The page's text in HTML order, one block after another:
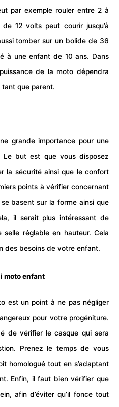
par exemple rouler entre 2 à
12 volts peut courir jusqu’à
tomber sur un bolide de 36
à une enfant de 10 ans. Dans
de la moto dépendra
que parent.
grande importance pour une
Le but est que vous disposez
la sécurité ainsi que le confort
points à vérifier concernant
basent sur la forme ainsi que
il serait plus intéressant de
selle réglable en hauteur. Cela
des besoins de votre enfant.
moto enfant
est un point à ne pas négliger
pour votre progéniture.
de vérifier le casque qui sera
Prenez le temps de vous
homologué tout en s’adaptant
Enfin, il faut bien vérifier que
afin d’éviter qu’il fonce tout